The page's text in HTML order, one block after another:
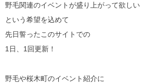
野毛関連のイベントが盛り上がって欲しい
という希望を込めて
先日誓ったこのサイトでの
1日、1回更新！
野毛や桜木町のイベント紹介に